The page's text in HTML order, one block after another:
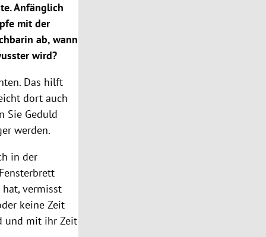
Anfänglich
mit der
ab, wann
wird?
Das hilft
dort auch
Sie Geduld
werden.
in der
hat, vermisst
keine Zeit
und mit ihr Zeit